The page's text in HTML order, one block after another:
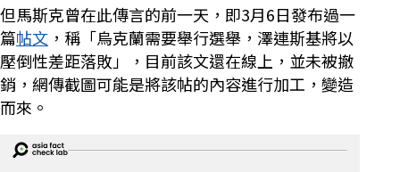
但馬斯克曾在此傳言的前一天，即3月6日發布過一
篇帖文 ，稱「烏克蘭需要舉行選舉，澤連斯基將以
壓倒性差距落敗」，目前該文還在線上，並未被撤
銷，網傳截圖可能是將該帖的內容進行加工，變造
而來。